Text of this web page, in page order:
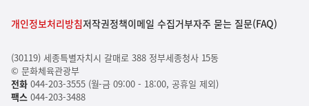
개인정보처리방침저작권정책이메일 수집거부자주 묻는 질문(FAQ)
(30119) 세종특별자치시 갈매로 388 정부세종청사 15동
© 문화체육관광부
전화044-203-3555 (월-금 09:00 - 18:00, 공휴일 제외)
팩스044-203-3488